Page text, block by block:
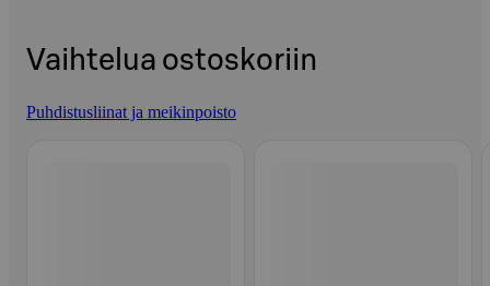
Vaihtelua ostoskoriin
Puhdistusliinat ja meikinpoisto